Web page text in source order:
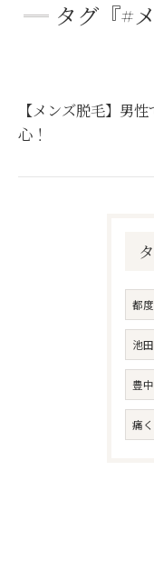
タグ『#
【メンズ脱毛】男
心！
都
池
豊
痛